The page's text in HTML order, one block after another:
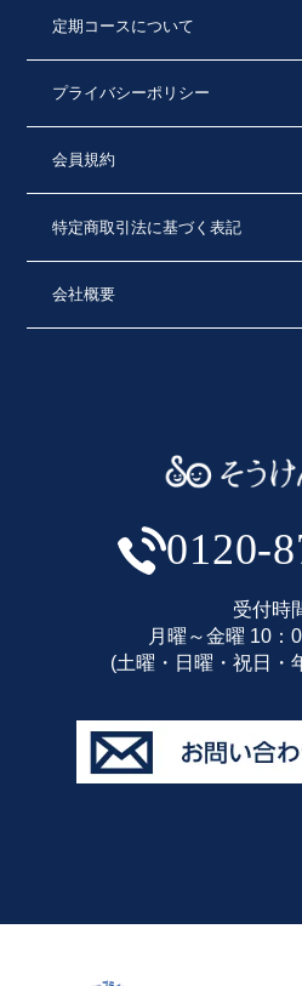
定期コースについて
プライバシーポリシー
会員規約
特定商取引法に基づく表記
会社概要
0120-
受付時
月曜～金曜 10：
(土曜・日曜・祝日・